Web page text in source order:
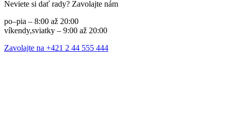
Neviete si dať rady? Zavolajte nám
po–pia – 8:00 až 20:00
víkendy,sviatky – 9:00 až 20:00
Zavolajte na +421 2 44 555 444